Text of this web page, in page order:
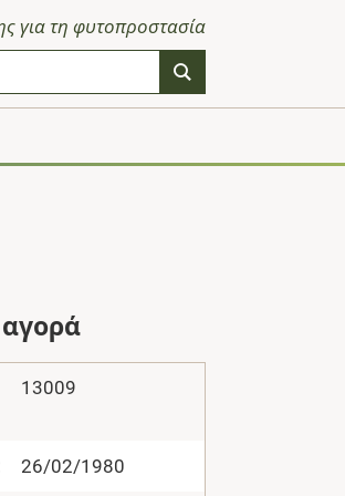
για τη φυτοπροστασία
13009
26/02/1980